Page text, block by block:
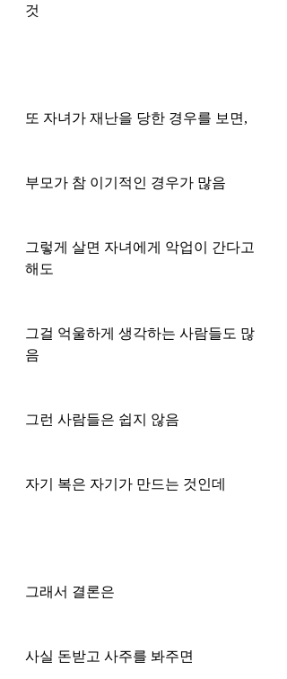
것
또 자녀가 재난을 당한 경우를 보면,
부모가 참 이기적인 경우가 많음
그렇게 살면 자녀에게 악업이 간다고
해도
그걸 억울하게 생각하는 사람들도 많
음
그런 사람들은 쉽지 않음
자기 복은 자기가 만드는 것인데
그래서 결론은
사실 돈받고 사주를 봐주면